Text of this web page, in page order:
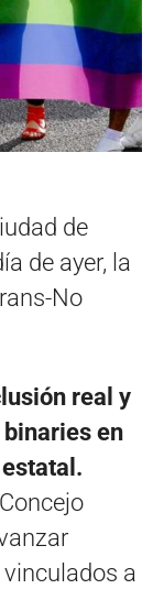
de
de ayer, la
No
real y
en
a